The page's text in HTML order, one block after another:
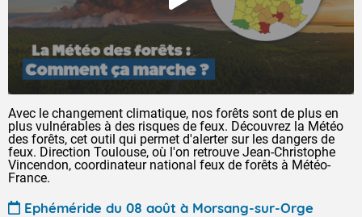
Avec le changement climatique, nos forêts sont de plus en
plus vulnérables à des risques de feux. Découvrez la Météo
des forêts, cet outil qui permet d'alerter sur les dangers de
feux. Direction Toulouse, où l'on retrouve Jean-Christophe
Vincendon, coordinateur national feux de forêts à Météo-
France.
Ephéméride du 08 août à Morsang-sur-Orge